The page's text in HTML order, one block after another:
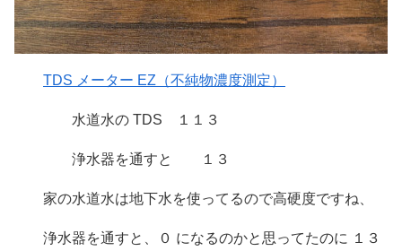
TDS メーター EZ（不純物濃度測定）
水道水の TDS １１３
浄水器を通すと １３
家の水道水は地下水を使ってるので高硬度ですね、
浄水器を通すと、０ になるのかと思ってたのに １３